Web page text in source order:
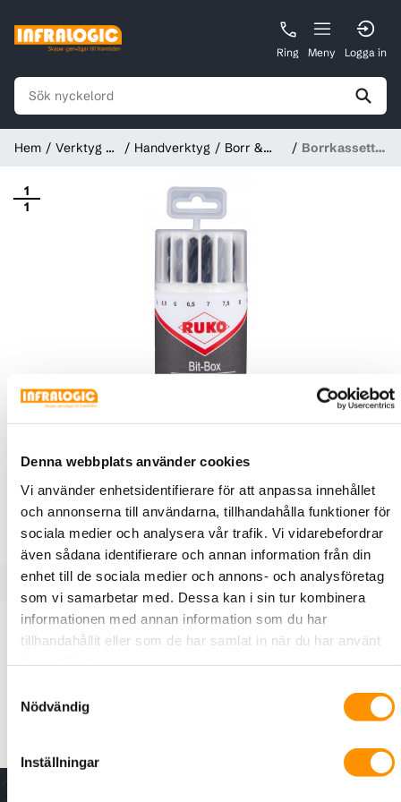
Denna webbplats använder cookies
Vi använder enhetsidentifierare för att anpassa innehållet
och annonserna till användarna, tillhandahålla funktioner för
sociala medier och analysera vår trafik. Vi vidarebefordrar
även sådana identifierare och annan information från din
enhet till de sociala medier och annons- och analysföretag
som vi samarbetar med. Dessa kan i sin tur kombinera
informationen med annan information som du har
tillhandahållit eller som de har samlat in när du har använt
Nödvändig
Inställningar
Ring Meny Logga in
Hem
Verktyg &
Handverktyg
Borr &
Borrkassett
1
1
Borrkassett 19st snabbstål 1-10mm
med 0,5mm intervall. Krysslipad
Borrsats med 19 st snabbstålborrar HSS-R DIN338 typ N.
Produktbeskrivning Specifikationer
Förpackade i rund plastkassett. Storlekar (mm): 1 - 1,5 - 2 -
2,5 - 3 - 3,5 - 4 - 4,5 - 5 - 5,5 - 6 - 6,5 - 7 - 7,5 - 8 - 8,5 - 9